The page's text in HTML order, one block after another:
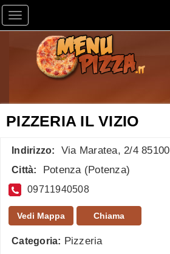
Toggle navigation
PIZZERIA IL VIZIO
Indirizzo: Via Maratea, 2/4 85100
Città: Potenza (Potenza)
09711940508
Vedi Mappa Chiama
Categoria: Pizzeria